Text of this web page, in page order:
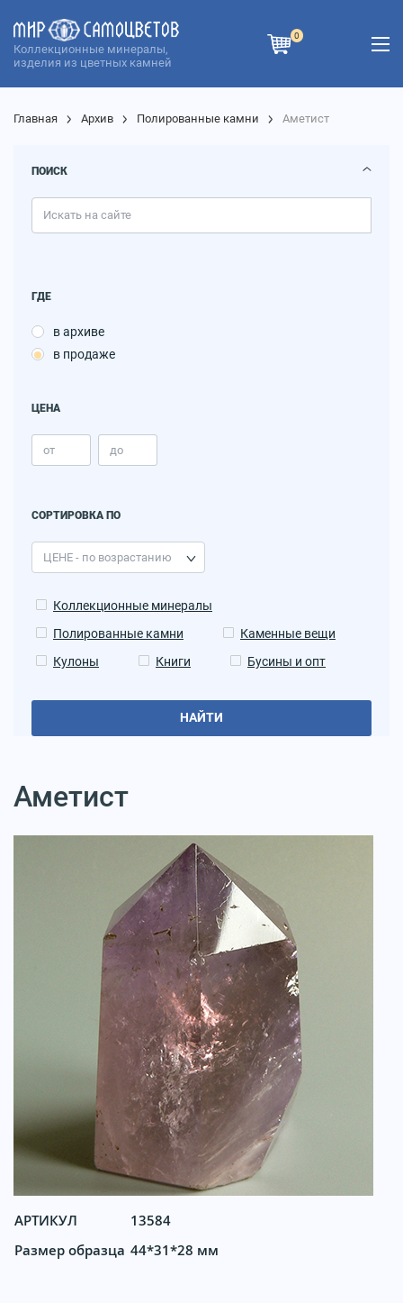
Коллекционные минералы,
изделия из цветных камней
0
Главная Архив Полированные камни Аметист
ПОИСК
ГДЕ
в архиве
в продаже
ЦЕНА
СОРТИРОВКА ПО
Коллекционные минералы
Полированные камни
Каменные вещи
Кулоны
Книги Бусины и опт
НАЙТИ
Аметист
АРТИКУЛ
13584
Размер образца 44*31*28 мм